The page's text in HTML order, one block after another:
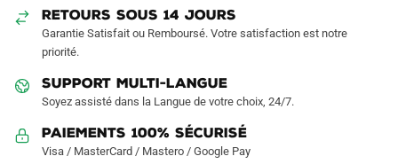
RETOURS SOUS 14 JOURS
Garantie Satisfait ou Remboursé. Votre satisfaction est notre
priorité.
SUPPORT MULTI-LANGUE
Soyez assisté dans la Langue de votre choix, 24/7.
Paiements 100% Sécurisé
Visa / MasterCard / Mastero / Google Pay